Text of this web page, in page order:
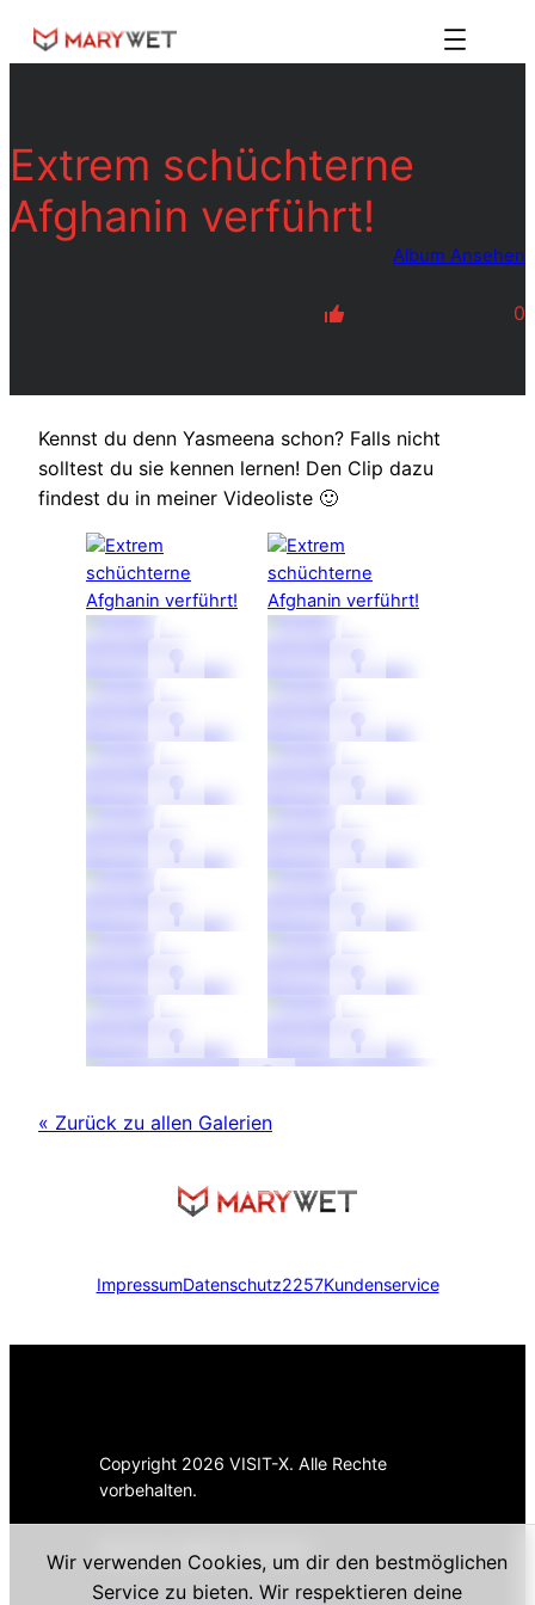
Inhalt
Extrem schüchterne
Afghanin verführt!
Album Ansehen
0
Kennst du denn Yasmeena schon? Falls nicht
solltest du sie kennen lernen! Den Clip dazu
findest du in meiner Videoliste 🙂
« Zurück zu allen Galerien
ImpressumDatenschutz2257Kundenservice
Copyright 2026 VISIT-X. Alle Rechte
vorbehalten.
Wir verwenden Cookies, um dir den bestmöglichen
Service zu bieten. Wir respektieren deine